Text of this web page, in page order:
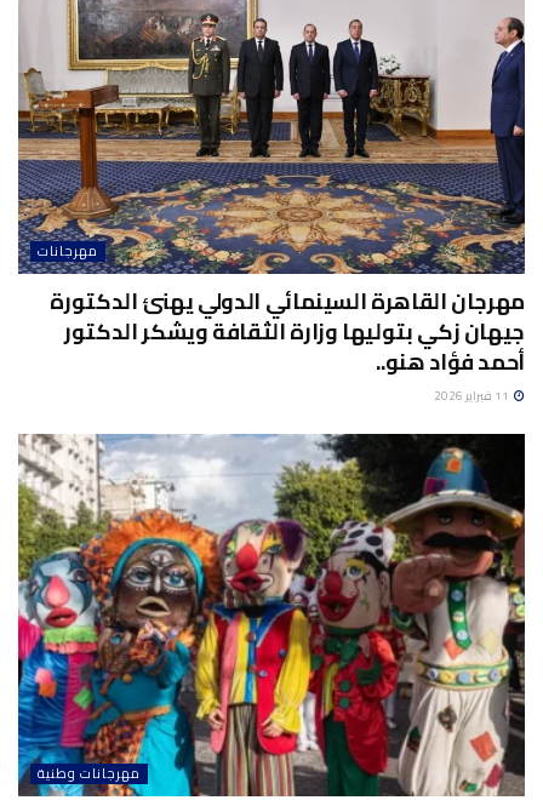
مهرجانات
مهرجان القاهرة السينمائي الدولي يهنئ الدكتورة
جيهان زكي بتوليها وزارة الثقافة ويشكر الدكتور
أحمد فؤاد هنو..
مهرجانات وطنية